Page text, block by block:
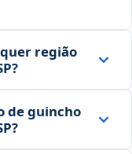
região
de guincho